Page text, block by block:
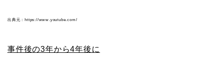
出典元：https://www.youtube.com/
事件後の3年から4年後に